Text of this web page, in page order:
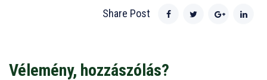
Share Post
Vélemény, hozzászólás?